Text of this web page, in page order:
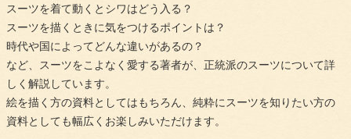
スーツを着て動くとシワはどう入る？
スーツを描くときに気をつけるポイントは？
時代や国によってどんな違いがあるの？
など、スーツをこよなく愛する著者が、正統派のスーツについて詳
しく解説しています。
絵を描く方の資料としてはもちろん、純粋にスーツを知りたい方の
資料としても幅広くお楽しみいただけます。